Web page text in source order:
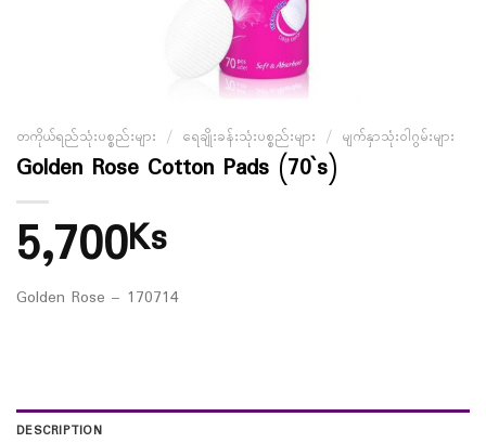
တကိုယ်ရည်သုံးပစ္စည်းများ / ရေချိုးခန်းသုံးပစ္စည်းများ / မျက်နှာသုံးဝါဂွမ်းများ
Golden Rose Cotton Pads (70`s)
5,700Ks
Golden Rose – 170714
DESCRIPTION